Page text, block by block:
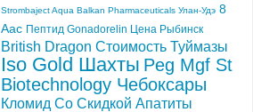
Strombaject Aqua Balkan Pharmaceuticals Улан-Удэ 8
Aac Пептид Gonadorelin Цена Рыбинск
British Dragon Стоимость Туймазы
Iso Gold Шахты Peg Mgf St
Biotechnology Чебоксары
Кломид Со Скидкой Апатиты